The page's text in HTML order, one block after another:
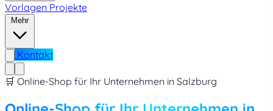
Vorlagen Projekte
Mehr
Kontakt
🛒 Online-Shop für Ihr Unternehmen in Salzburg